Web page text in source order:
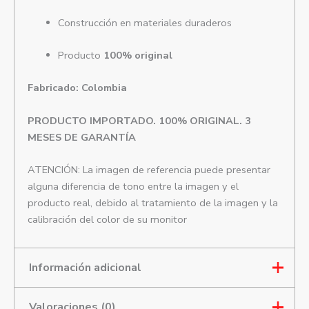
Construcción en materiales duraderos
Producto 100% original
Fabricado: Colombia
PRODUCTO IMPORTADO. 100% ORIGINAL. 3
MESES DE GARANTÍA
ATENCIÓN: La imagen de referencia puede presentar
alguna diferencia de tono entre la imagen y el
producto real, debido al tratamiento de la imagen y la
calibración del color de su monitor
Información adicional